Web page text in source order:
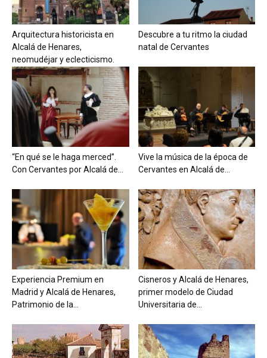
Arquitectura historicista en
Alcalá de Henares,
neomudéjar y eclecticismo.
Descubre a tu ritmo la ciudad
natal de Cervantes
“En qué se le haga merced”.
Con Cervantes por Alcalá de...
Vive la música de la época de
Cervantes en Alcalá de...
Experiencia Premium en
Madrid y Alcalá de Henares,
Patrimonio de la...
Cisneros y Alcalá de Henares,
primer modelo de Ciudad
Universitaria de...